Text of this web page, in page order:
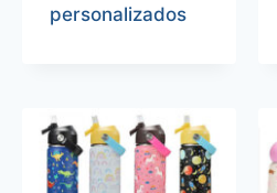
personalizados